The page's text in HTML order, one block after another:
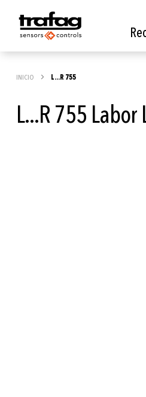
INICIO L...R 755
L...R 755